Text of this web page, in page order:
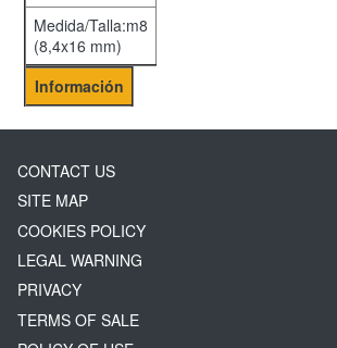
Medida/Talla:m8
(8,4x16 mm)
Información
CONTACT US
SITE MAP
COOKIES POLICY
LEGAL WARNING
PRIVACY
TERMS OF SALE